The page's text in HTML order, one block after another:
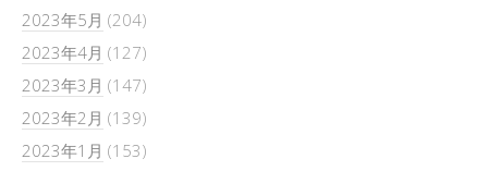
2023年5月 (204)
2023年4月 (127)
2023年3月 (147)
2023年2月 (139)
2023年1月 (153)